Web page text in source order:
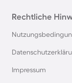
Pensionen in
Rechtliche
Impressum